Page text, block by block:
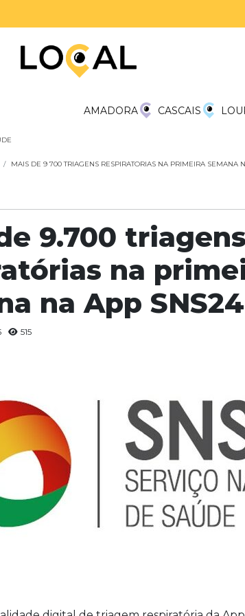
AMADORA CASCAIS
MAIS DE 9 700 TRIAGENS RESPIRATORIAS NA PRIMEIRA SEMANA
9.700
na
na App SNS24
515